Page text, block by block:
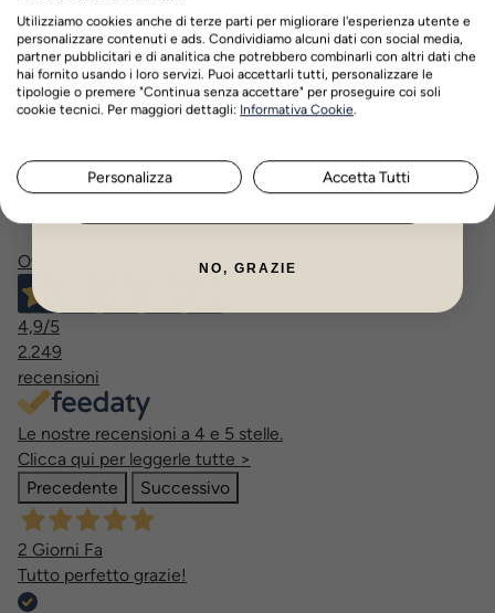
Via Venezia n. 60/a,
Scorzè (Ve)
Lun- Ven - 17.30 /
Scrivici su whatsapp
Chiamaci
Ottimo
4,9/5
2.249
recensioni
Le nostre recensioni a 4 e 5 stelle.
Clicca qui per leggerle tutte >
Precedente
Successivo
2 Giorni Fa
Tutto perfetto grazie!
Utilizziamo cookies anche di terze parti per migliorare l'esperienza utente e
personalizzare contenuti e ads. Condividiamo alcuni dati con social media,
partner pubblicitari e di analitica che potrebbero combinarli con altri dati che
hai fornito usando i loro servizi. Puoi accettarli tutti, personalizzare le
tipologie o premere "Continua senza accettare" per proseguire coi soli
cookie tecnici. Per maggiori dettagli: Informativa Cookie
Personalizza Accetta Tutti
Nome Cognome
NO, GRAZIE